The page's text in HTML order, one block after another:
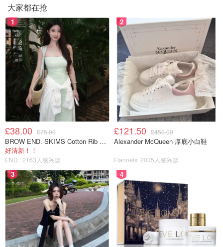
大家都在抢
1
£38.00 £75.00
BROW END. SKIMS Cotton Rib 长款背心连衣裙 薄荷绿
好清新！！
END. 2163人感兴趣
2
£121.50 £450.00
Alexander McQueen 厚底小白鞋
Flannels 2035人感兴趣
3 4